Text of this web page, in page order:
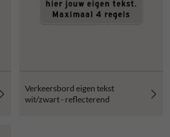
Verkeersbord eigen tekst
wit/zwart - reflecterend